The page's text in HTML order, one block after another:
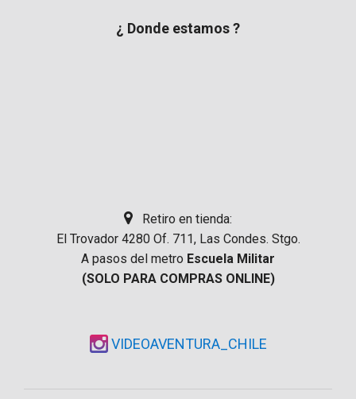
¿ Donde estamos ?
Retiro en tienda:
El Trovador 4280 Of. 711, Las Condes. Stgo.
A pasos del metro Escuela Militar
(SOLO PARA COMPRAS ONLINE)
VIDEOAVENTURA_CHILE